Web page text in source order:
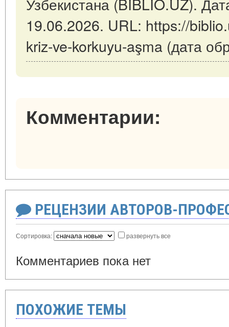
19.06.2026. URL: https://
kriz-ve-korkuyu-aşma (дата
Комментарии:
РЕЦЕНЗИИ АВТОРОВ-
Сортировка: развернуть все
Комментариев пока нет
ПОХОЖИЕ ТЕМЫ